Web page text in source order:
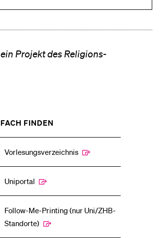
Projekt des Religions­
FINDEN
%1$S
UNTERMENÜ
Vorlesungsverzeichnis
Uniportal
Follow-Me-Printing­ ­(nur Uni/ZHB-
Standorte)